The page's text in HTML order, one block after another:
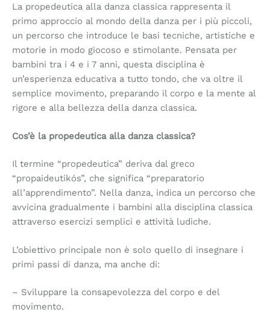
La propedeutica alla danza classica rappresenta il
primo approccio al mondo della danza per i più piccoli,
un percorso che introduce le basi tecniche, artistiche e
motorie in modo giocoso e stimolante. Pensata per
bambini tra i 4 e i 7 anni, questa disciplina è
un’esperienza educativa a tutto tondo, che va oltre il
semplice movimento, preparando il corpo e la mente al
rigore e alla bellezza della danza classica.
Cos’è la propedeutica alla danza classica?
Il termine “propedeutica” deriva dal greco
“propaideutikós”, che significa “preparatorio
all’apprendimento”. Nella danza, indica un percorso che
avvicina gradualmente i bambini alla disciplina classica
attraverso esercizi semplici e attività ludiche.
L’obiettivo principale non è solo quello di insegnare i
primi passi di danza, ma anche di:
– Sviluppare la consapevolezza del corpo e del
movimento.